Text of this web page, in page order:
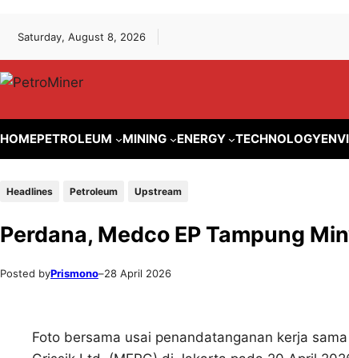
Saturday, August 8, 2026
HOMEPETROLEUM MINING ENERGY TECHNOLOGY
Headlines Petroleum Upstream
Perdana, Medco EP Tampung
Posted byPrismono–28 April 2026
Foto bersama usai penandatanganan kerja